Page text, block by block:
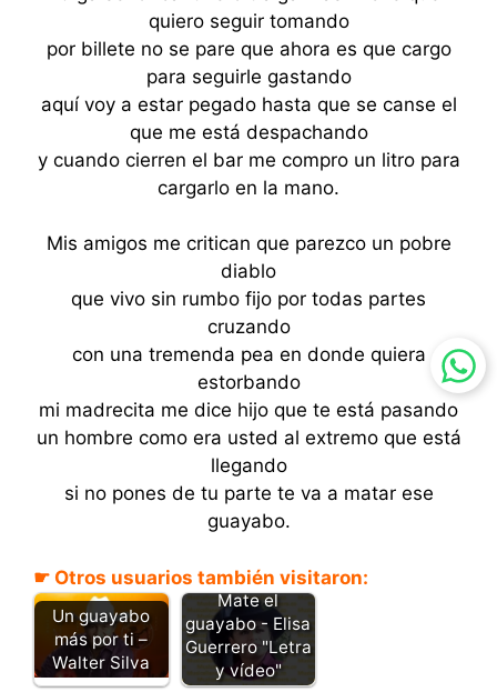
quiero seguir tomando
por billete no se pare que ahora es que cargo
para seguirle gastando
aquí voy a estar pegado hasta que se canse el
que me está despachando
y cuando cierren el bar me compro un litro para
cargarlo en la mano.
Mis amigos me critican que parezco un pobre
diablo
que vivo sin rumbo fijo por todas partes
cruzando
con una tremenda pea en donde quiera
estorbando
mi madrecita me dice hijo que te está pasando
un hombre como era usted al extremo que está
llegando
si no pones de tu parte te va a matar ese
guayabo.
☛ Otros usuarios también visitaron:
Un guayabo
más por ti –
Walter Silva
Mate el
guayabo - Elisa
Guerrero "Letra
y vídeo"